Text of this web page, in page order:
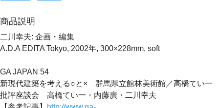
商品説明
二川幸夫: 企画・編集
A.D.A EDITA Tokyo, 2002年, 300×228mm, soft
GA JAPAN 54
新現代建築を考える○と× 群馬県立館林美術館／高橋てい一
批評座談会 高橋てい一・内藤廣・二川幸夫